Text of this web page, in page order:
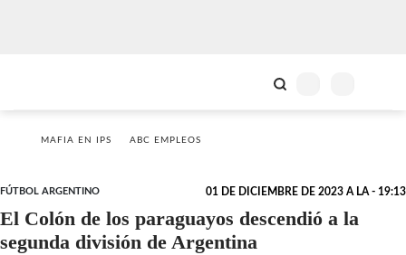
MAFIA EN IPS ABC EMPLEOS
FÚTBOL ARGENTINO 01 DE DICIEMBRE DE 2023 A LA - 19:13
El Colón de los paraguayos descendió a la
segunda división de Argentina